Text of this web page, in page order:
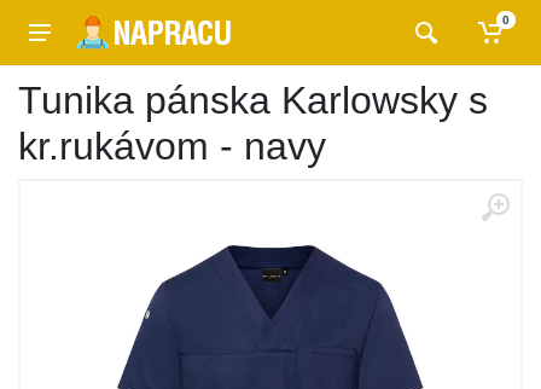
0
Tunika pánska Karlowsky s
kr.rukávom - navy